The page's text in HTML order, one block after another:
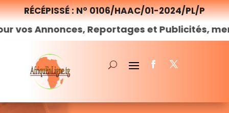
RÉCÉPISSÉ : N° 0106/HAAC/01-2024/PL/P
Reportages et Publicités, merci denous